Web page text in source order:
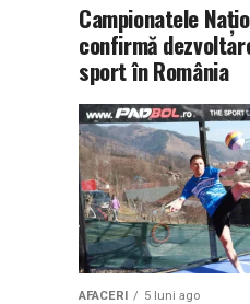
Campionatele
confirmă
sport în România
AFACERI 5 luni ago